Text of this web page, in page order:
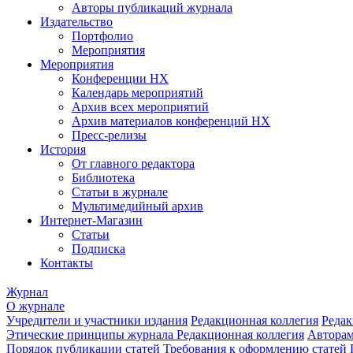
Авторы публикаций журнала
Издательство
Портфолио
Мероприятия
Мероприятия
Конференции НХ
Календарь мероприятий
Архив всех мероприятий
Архив материалов конференций НХ
Пресс-релизы
История
От главного редактора
Библиотека
Статьи в журнале
Мультимедийный архив
Интернет-Магазин
Статьи
Подписка
Контакты
Журнал
О журнале
Учредители и участники издания Редакционная коллегия
Этические принципы журнала Редакционная коллегия
Порядок публикации статей Требования к оформлению статей